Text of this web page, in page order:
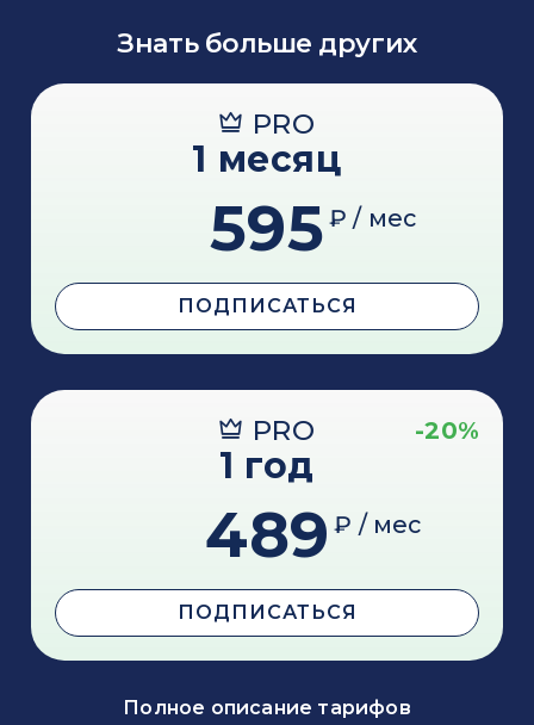
Знать больше других
PRO
1 месяц
595 ₽ / мес
ПОДПИСАТЬСЯ
PRO -20%
1 год
489 ₽ / мес
ПОДПИСАТЬСЯ
Полное описание тарифов